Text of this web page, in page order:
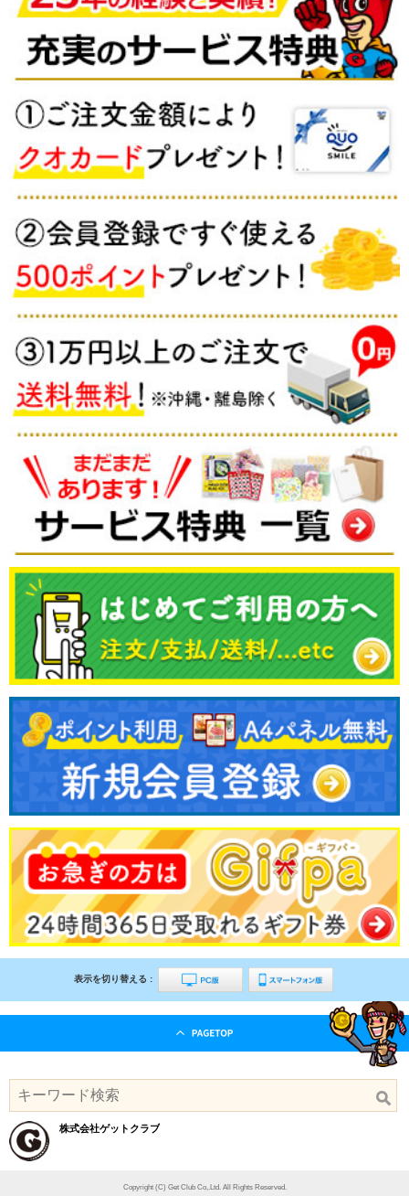
表示を切り替える :
株式会社ゲットクラブ
Copyright (C) Get Club Co,.Ltd. All Rights Reserved.